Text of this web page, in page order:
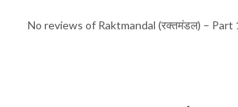
No reviews of Raktmandal (रक्तमंडल) – Part